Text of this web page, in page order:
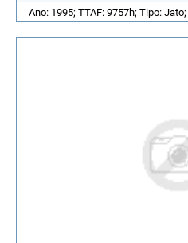
Ano: 1995; TTAF: 9757h; Tipo: